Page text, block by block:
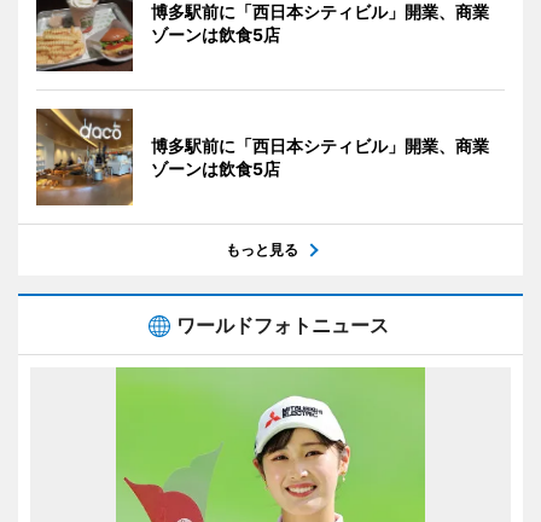
博多駅前に「西日本シティビル」開業、商業
ゾーンは飲食5店
博多駅前に「西日本シティビル」開業、商業
ゾーンは飲食5店
もっと見る
ワールドフォトニュース